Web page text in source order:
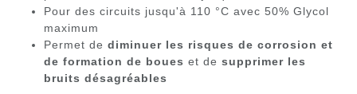
Pour des circuits jusqu'à 110 °C avec 50% Glycol
maximum
Permet de diminuer les risques de corrosion et
de formation de boues et de supprimer les
bruits désagréables